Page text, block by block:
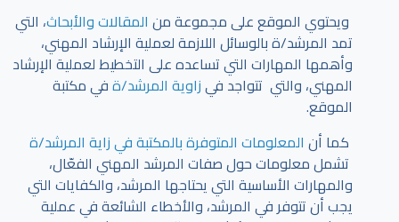
ويحتوي الموقع على مجموعة من المقالات والأبحاث، التي
تمد المرشد/ة بالوسائل اللازمة لعملية الإرشاد المهني،
وأهمها المهارات التي تساعده على التخطيط لعملية الإرشاد
المهني، والتي تتواجد فيزاوية المرشد/ةفي مكتبة
الموقع.
كما أن المعلومات المتوفرة بالمكتبة في زاية المرشد/ة
تشمل معلومات حول صفات المرشد المهني الفعّال،
والمهارات الأساسية التي يحتاجها المرشد، والكفايات التي
يجب أن تتوفر في المرشد، والأخطاء الشائعة في عملية